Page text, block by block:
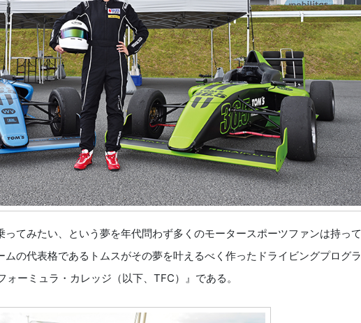
てみたい、という夢を年代問わず多くのモータースポーツファンは持って
ムの代表格であるトムスがその夢を叶えるべく作ったドライビングプログラ
ォーミュラ・カレッジ（以下、TFC）』である。